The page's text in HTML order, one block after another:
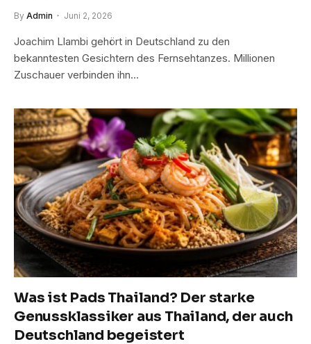
By Admin Juni 2, 2026
Joachim Llambi gehört in Deutschland zu den
bekanntesten Gesichtern des Fernsehtanzes. Millionen
Zuschauer verbinden ihn…
Was ist Pads Thailand? Der starke
Genussklassiker aus Thailand, der auch
Deutschland begeistert